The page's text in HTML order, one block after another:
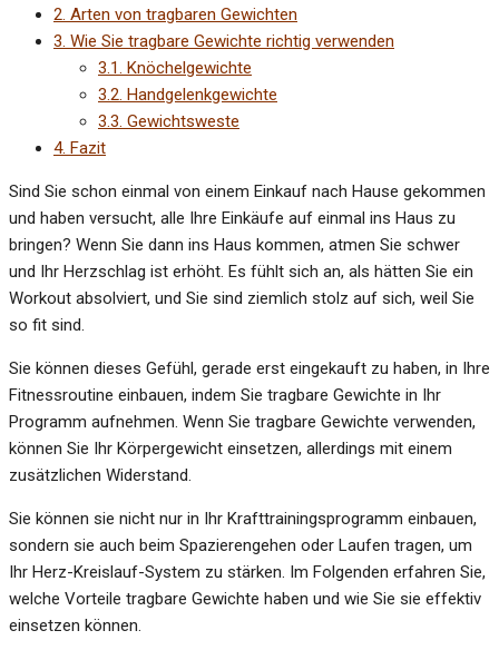
2. Arten von tragbaren Gewichten
3. Wie Sie tragbare Gewichte richtig verwenden
3.1. Knöchelgewichte
3.2. Handgelenkgewichte
3.3. Gewichtsweste
4. Fazit
Sind Sie schon einmal von einem Einkauf nach Hause gekommen
und haben versucht, alle Ihre Einkäufe auf einmal ins Haus zu
bringen? Wenn Sie dann ins Haus kommen, atmen Sie schwer
und Ihr Herzschlag ist erhöht. Es fühlt sich an, als hätten Sie ein
Workout absolviert, und Sie sind ziemlich stolz auf sich, weil Sie
so fit sind.
Sie können dieses Gefühl, gerade erst eingekauft zu haben, in Ihre
Fitnessroutine einbauen, indem Sie tragbare Gewichte in Ihr
Programm aufnehmen. Wenn Sie tragbare Gewichte verwenden,
können Sie Ihr Körpergewicht einsetzen, allerdings mit einem
zusätzlichen Widerstand.
Sie können sie nicht nur in Ihr Krafttrainingsprogramm einbauen,
sondern sie auch beim Spazierengehen oder Laufen tragen, um
Ihr Herz-Kreislauf-System zu stärken. Im Folgenden erfahren Sie,
welche Vorteile tragbare Gewichte haben und wie Sie sie effektiv
einsetzen können.